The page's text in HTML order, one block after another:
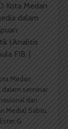
Medan
dalam seminar
dan
Media) Sabtu,
G